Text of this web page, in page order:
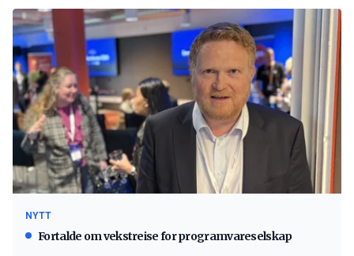
NYTT
Fortalde om vekstreise for programvareselskap